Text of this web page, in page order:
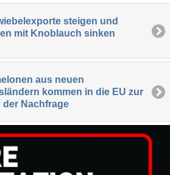
steigen und
mit Knoblauch sinken
aus neuen
kommen in die EU zur
der Nachfrage